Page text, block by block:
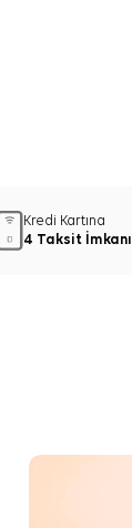
Kredi Kartına
4 Taksit İmkanı